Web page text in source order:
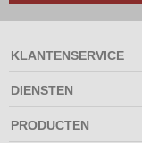
KLANTENSERVICE
DIENSTEN
PRODUCTEN